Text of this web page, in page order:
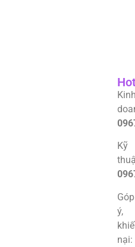
Kỹ
Góp
ý,
nại: